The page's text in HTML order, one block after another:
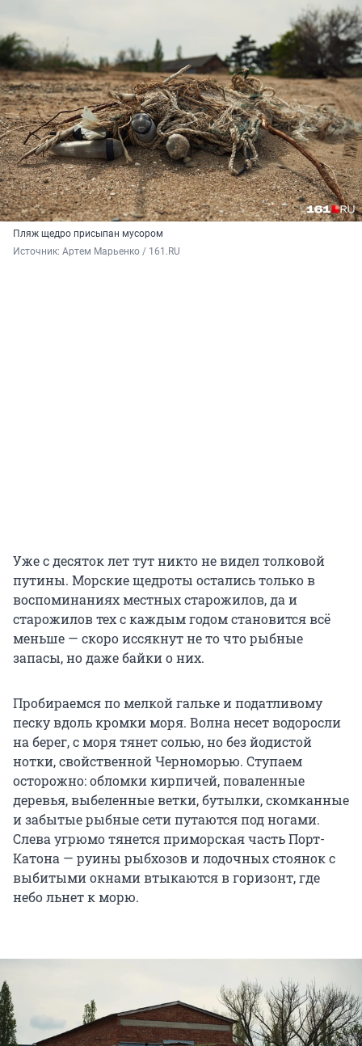
Пляж щедро присыпан мусором
Источник: Артем Марьенко / 161.RU
Уже с десяток лет тут никто не видел толковой
путины. Морские щедроты остались только в
воспоминаниях местных старожилов, да и
старожилов тех с каждым годом становится всё
меньше — скоро иссякнут не то что рыбные
запасы, но даже байки о них.
Пробираемся по мелкой гальке и податливому
песку вдоль кромки моря. Волна несет водоросли
на берег, с моря тянет солью, но без йодистой
нотки, свойственной Черноморью. Ступаем
осторожно: обломки кирпичей, поваленные
деревья, выбеленные ветки, бутылки, скомканные
и забытые рыбные сети путаются под ногами.
Слева угрюмо тянется приморская часть Порт-
Катона — руины рыбхозов и лодочных стоянок с
выбитыми окнами втыкаются в горизонт, где
небо льнет к морю.